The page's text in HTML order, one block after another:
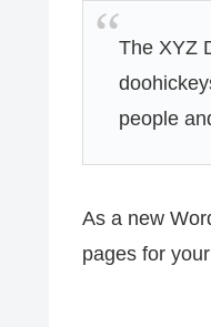
The XYZ
people
As a new
pages for